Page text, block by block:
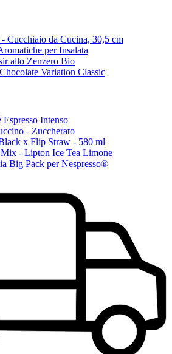
Cucchiaio da Cucina, 30,5 cm
per Insalata
allo Zenzero Bio
Variation Classic
Intenso
- Zuccherato
x Flip Straw - 580 ml
- Lipton Ice Tea Limone
Big Pack per Nespresso®